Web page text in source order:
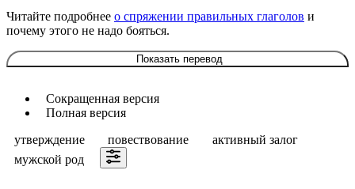
Читайте подробнее о спряжении правильных глаголов и
почему этого не надо бояться.
Показать перевод
Сокращенная версия
Полная версия
утверждение
повествование
активный залог
мужской род